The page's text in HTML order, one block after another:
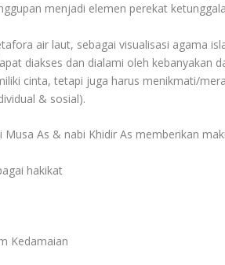
menjadi elemen perekat
air laut, sebagai visualisasi agama
diakses dan dialami oleh kebanyakan
cinta, tetapi juga harus menikmati/
& sosial).
Musa As & nabi Khidir As memberikan
hakikat
Kedamaian